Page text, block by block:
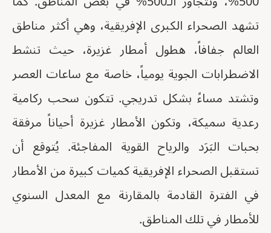
تشهد الصحراء الكبرى الإفريقية، وهي أكثر مناطق
العالم جفافاً، هطول أمطار غزيرة، حيث تنشط
الاضطرابات الجوية يومياً، خاصة مع ساعات العصر
وتشتد مساءً بشكل تدريجي. تتكون سحب ركامية
رعدية سميكة، وتكون الأمطار غزيرة أحياناً مرفقة
بحبات البَرَد والرياح القوية المفاجئة. يُتوقع أن
تستقبل الصحراء الإفريقية كميات كبيرة من الأمطار
في الفترة القادمة بالمقارنة مع المعدل السنوي
للأمطار في تلك المناطق.